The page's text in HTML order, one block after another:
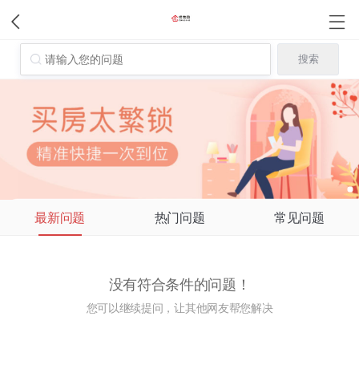
最新问题 热门问题 常见问题
没有符合条件的问题！
您可以继续提问，让其他网友帮您解决